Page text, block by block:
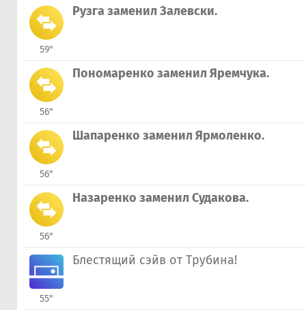
59"
Рузга заменил Залевски.
56"
Пономаренко заменил Яремчука.
56"
Шапаренко заменил Ярмоленко.
56"
Назаренко заменил Судакова.
55"
Блестящий сэйв от Трубина!